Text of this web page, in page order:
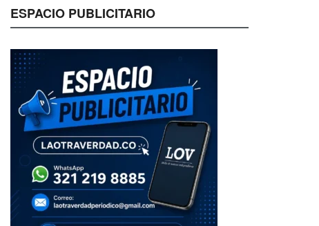
ESPACIO PUBLICITARIO